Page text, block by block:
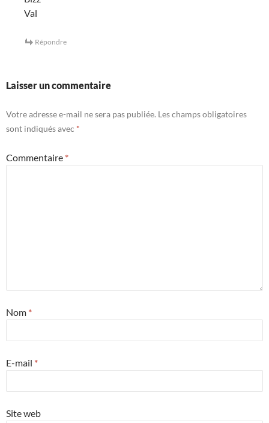
Val
Répondre
Laisser un commentaire
Votre adresse e-mail ne sera pas publiée. Les champs obligatoires
sont indiqués avec *
Commentaire *
Nom *
E-mail *
Site web